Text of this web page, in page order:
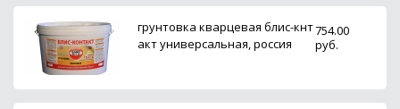
грунтовка кварцевая блис-кнт
акт универсальная, россия
754.00
руб.